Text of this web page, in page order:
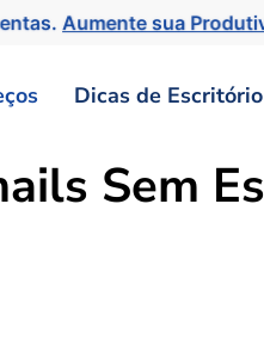
Aumente sua
Dicas de
Sem